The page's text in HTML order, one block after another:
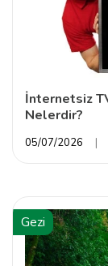
İnternetsiz
Nelerdir?
05/07/2026
Gezi